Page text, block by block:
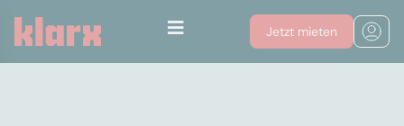
Jetzt mieten